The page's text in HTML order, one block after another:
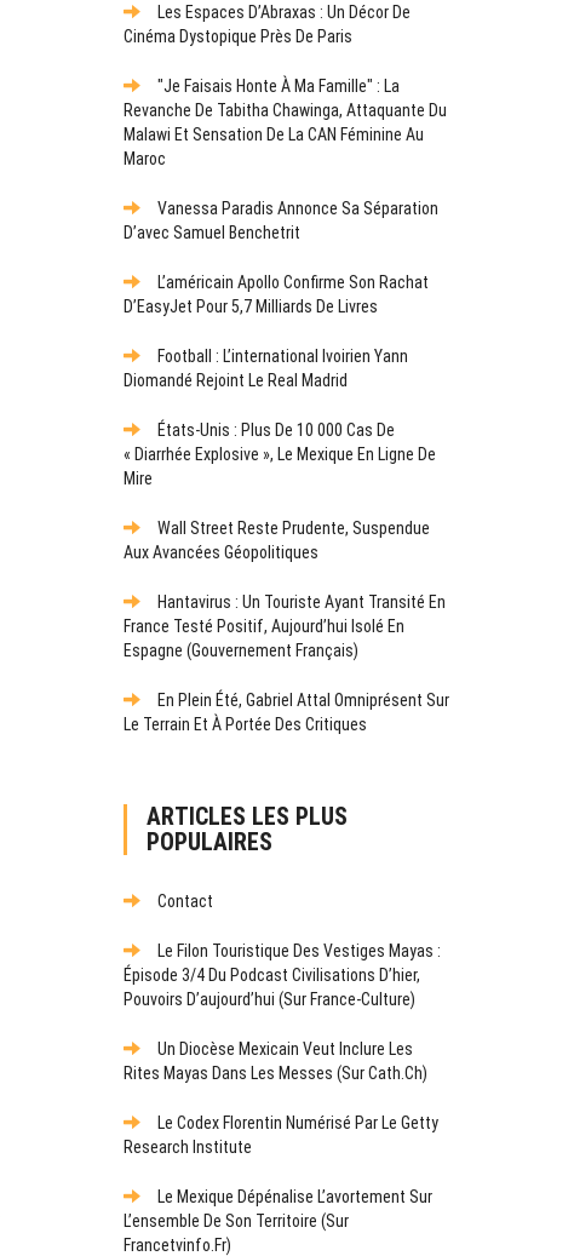
Les Espaces D’Abraxas : Un Décor De
Cinéma Dystopique Près De Paris
"Je Faisais Honte À Ma Famille" : La
Revanche De Tabitha Chawinga, Attaquante Du
Malawi Et Sensation De La CAN Féminine Au
Maroc
Vanessa Paradis Annonce Sa Séparation
D’avec Samuel Benchetrit
L’américain Apollo Confirme Son Rachat
D’EasyJet Pour 5,7 Milliards De Livres
Football : L’international Ivoirien Yann
Diomandé Rejoint Le Real Madrid
États-Unis : Plus De 10 000 Cas De
« Diarrhée Explosive », Le Mexique En Ligne De
Mire
Wall Street Reste Prudente, Suspendue
Aux Avancées Géopolitiques
Hantavirus : Un Touriste Ayant Transité En
France Testé Positif, Aujourd’hui Isolé En
Espagne (gouvernement Français)
En Plein Été, Gabriel Attal Omniprésent Sur
Le Terrain Et À Portée Des Critiques
ARTICLES LES PLUS
POPULAIRES
Contact
Le Filon Touristique Des Vestiges Mayas :
Épisode 3/4 Du Podcast Civilisations D’hier,
Pouvoirs D’aujourd’hui (sur France-Culture)
Un Diocèse Mexicain Veut Inclure Les
Rites Mayas Dans Les Messes (sur Cath.ch)
Le Codex Florentin Numérisé Par Le Getty
Research Institute
Le Mexique Dépénalise L’avortement Sur
L’ensemble De Son Territoire (sur
Francetvinfo.fr)